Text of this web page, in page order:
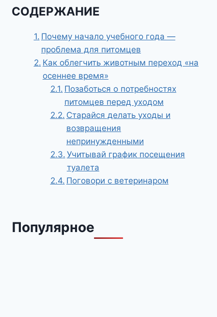
СОДЕРЖАНИЕ
Почему начало учебного года —
проблема для питомцев
Как облегчить животным переход «на
осеннее время»
Позаботься о потребностях
питомцев перед уходом
Старайся делать уходы и
возвращения
непринужденными
Учитывай график посещения
туалета
Поговори с ветеринаром
Популярное